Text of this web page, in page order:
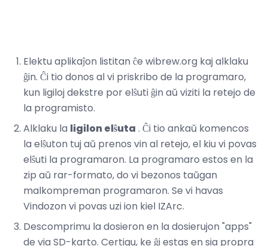
Elektu aplikaĵon listitan ĉe wibrew.org kaj alklaku
ĝin. Ĉi tio donos al vi priskribo de la programaro,
kun ligiloj dekstre por elŝuti ĝin aŭ viziti la retejo de
la programisto.
Alklaku la ligilon elŝuta . Ĉi tio ankaŭ komencos
la elŝuton tuj aŭ prenos vin al retejo, el kiu vi povas
elŝuti la programaron. La programaro estos en la
zip aŭ rar-formato, do vi bezonos taŭgan
malkompreman programaron. Se vi havas
Vindozon vi povas uzi ion kiel IZArc.
Descomprimu la dosieron en la dosierujon "apps"
de via SD-karto. Certigu, ke ĝi estas en sia propra